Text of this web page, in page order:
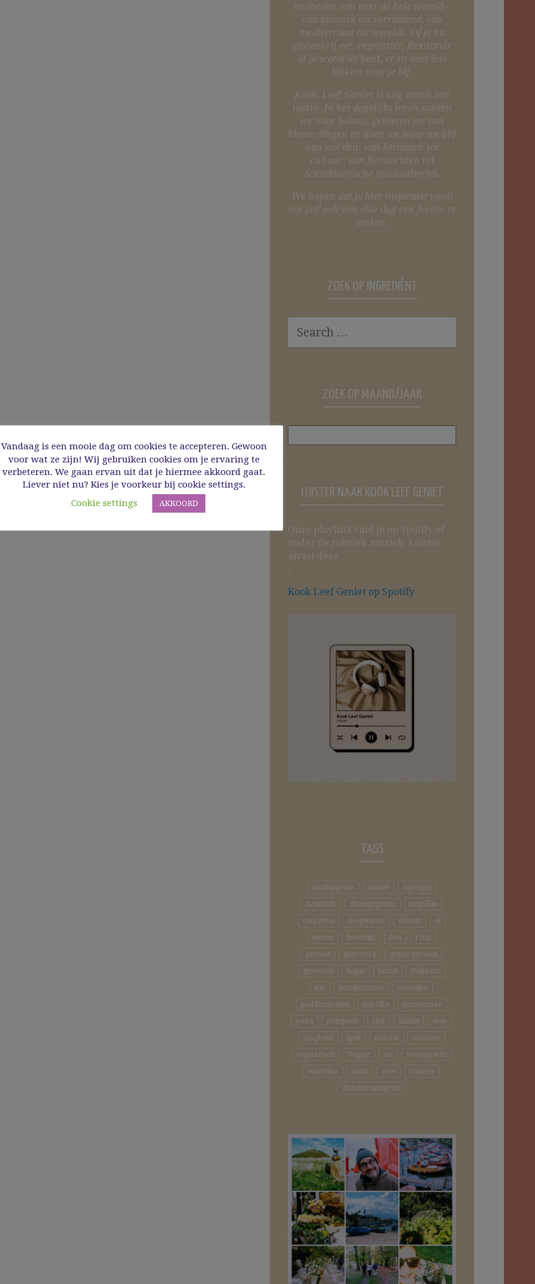
invloeden van over de hele wereld –
van klassiek tot verrassend, van
mediterraan tot werelds. Of je nu
glutenvrij eet, vegetariër, flexitariër
of pescotariër bent, er zit vast iets
lekkers voor je bij.
Kook, Leef, Geniet is nog steeds ons
motto. In het dagelijks leven zoeken
we naar balans, genieten we van
kleine dingen en doen we waar we blij
van worden: van keramiek tot
cultuur, van fietstochten tot
Scandinavische misdaadseries.
We hopen dat je hier inspiratie vindt
om zelf ook van elke dag een feestje te
maken.
ZOEK OP INGREDIËNT
ZOEK OP MAAND/JAAR
LUISTER NAAR KOOK LEEF GENIET
Onze playlists vind je op Spotify of
onder de rubriek muziek. Luister
alvast deze
↓
Kook Leef Geniet op Spotify
TAGS
aardappelen amuse
asperges
Aziatisch
champignons
coquilles
courgette
deegwaren dessert
ei
eieren
feestelijk feta
Fruit
gezond
glutenvrij
grijze garnaal
groenten
hapje herfst
Italiaans
kip
komkommer
mosselen
paddenstoelen
paprika
parmezaan
pasta
pompoen rijst salade
soep
spaghetti
spek tomaat
tomaten
vegetarisch
Veggie vis
voorgerecht
wortelen
zalm zoet
zomers
Zonder categorie
Vandaag is een mooie dag om cookies te accepteren. Gewoon
voor wat ze zijn! Wij gebruiken cookies om je ervaring te
verbeteren. We gaan ervan uit dat je hiermee akkoord gaat.
Liever niet nu? Kies je voorkeur bij cookie settings.
Cookie settings
AKKOORD